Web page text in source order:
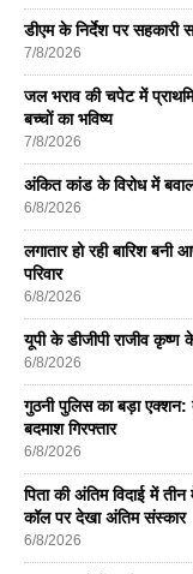
डीएम के निर्देश पर सहकारी
7/8/2026
जल भराव की चपेट में
बच्चों का भविष्य
7/8/2026
अंकित कांड के विरोध में
6/8/2026
लगातार हो रही बारिश
परिवार
6/8/2026
यूपी के डीजीपी राजीव कृष्ण
6/8/2026
गुठनी पुलिस का बड़ा
बदमाश गिरफ्तार
6/8/2026
पिता की अंतिम विदाई में
कॉल पर देखा अंतिम संस्कार
6/8/2026